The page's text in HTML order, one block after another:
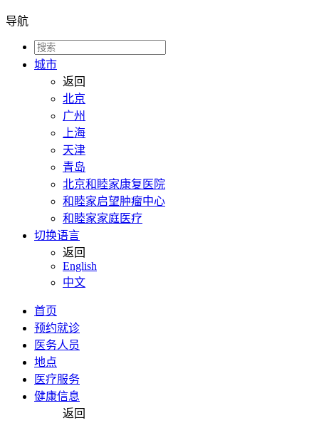
导航
城市
返回
北京
广州
上海
天津
青岛
北京和睦家康复医院
和睦家启望肿瘤中心
和睦家家庭医疗
切换语言
返回
English
中文
首页
预约就诊
医务人员
地点
医疗服务
健康信息
返回